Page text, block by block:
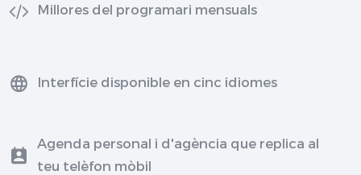
Millores del programari mensuals
Interfície disponible en cinc idiomes
Agenda personal i d'agència que replica al
teu telèfon mòbil